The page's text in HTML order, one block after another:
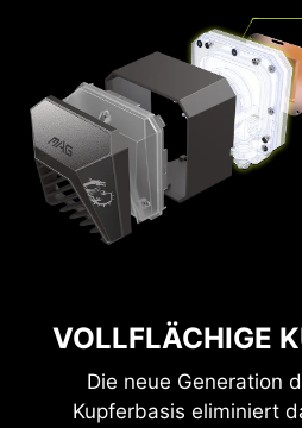
VOLLFLÄCHIGE
Die neue Generation
Kupferbasis eliminiert